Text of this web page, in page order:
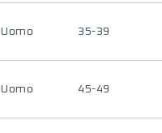
Uomo 35-39
Uomo 45-49